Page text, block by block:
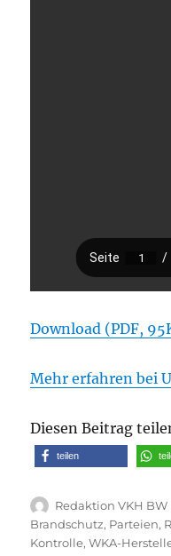
Download (PDF,
Mehr erfahren bei
Diesen Beitrag
teilen
Autor
Redaktion VKH BW
Brandschutz, Parteien,
Kontrolle,WKA-